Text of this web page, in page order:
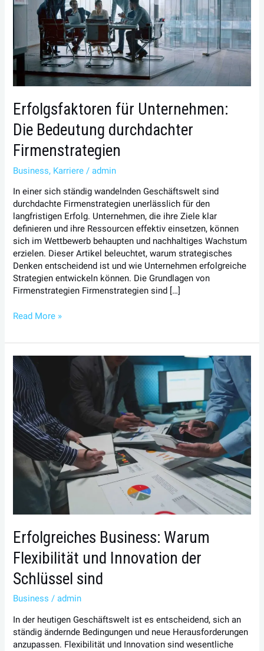
Erfolgsfaktoren für Unternehmen:
Die Bedeutung durchdachter
Firmenstrategien
Business, Karriere /admin
In einer sich ständig wandelnden Geschäftswelt sind
durchdachte Firmenstrategien unerlässlich für den
langfristigen Erfolg. Unternehmen, die ihre Ziele klar
definieren und ihre Ressourcen effektiv einsetzen, können
sich im Wettbewerb behaupten und nachhaltiges Wachstum
erzielen. Dieser Artikel beleuchtet, warum strategisches
Denken entscheidend ist und wie Unternehmen erfolgreiche
Strategien entwickeln können. Die Grundlagen von
Firmenstrategien Firmenstrategien sind […]
Bedeutung
durchdachter
Firmenstrategien
Read More »
Erfolgreiches Business: Warum
Flexibilität und Innovation der
Schlüssel sind
Business /admin
In der heutigen Geschäftswelt ist es entscheidend, sich an
ständig ändernde Bedingungen und neue Herausforderungen
anzupassen. Flexibilität und Innovation sind wesentliche
Erfolgreiches
Business:
Warum
Flexibilität
und
Innovation
Schlüssel
sind